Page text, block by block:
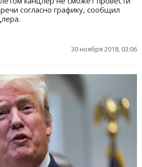
согласно графику, сообщил
30 ноября 2018, 03:06